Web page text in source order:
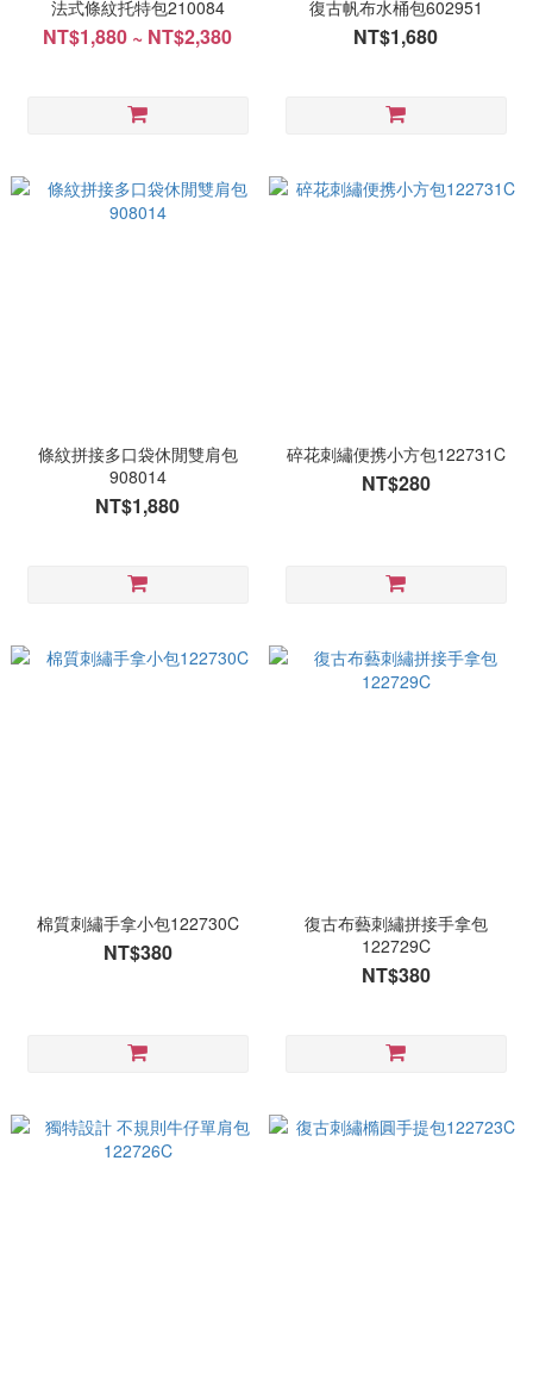
法式條紋托特包210084
NT$1,880 ~ NT$2,380
復古帆布水桶包602951
NT$1,680
條紋拼接多口袋休閒雙肩包
908014
NT$1,880
碎花刺繡便携小方包122731C
NT$280
棉質刺繡手拿小包122730C
NT$380
復古布藝刺繡拼接手拿包
122729C
NT$380